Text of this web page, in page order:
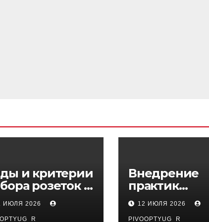
и критерии
розеток и
ИЮЛЯ 2026
Внедрение
практик
управляемого
DevOps в
12 ИЮЛЯ 2026
PIVOOPTYUG_R